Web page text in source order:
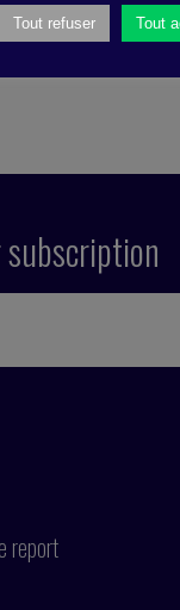
2022
report
Tout refuser Tout